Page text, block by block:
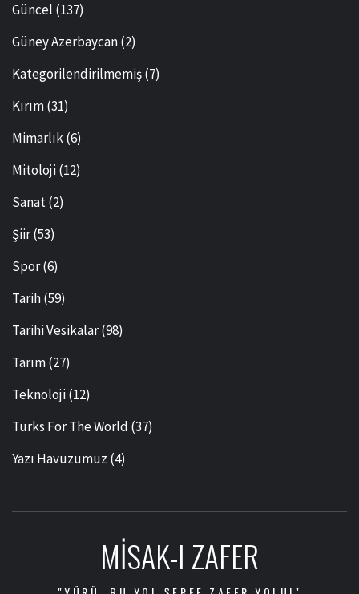
Güncel (137)
Güney Azerbaycan(2)
Kategorilendirilmemiş(7)
Kırım(31)
Mimarlık(6)
Mitoloji(12)
Sanat(2)
Şiir(53)
Spor(6)
Tarih(59)
Tarihi Vesikalar(98)
Tarım(27)
Teknoloji(12)
Turks For The World (37)
Yazı Havuzumuz (4)
MISAK-I ZAFER